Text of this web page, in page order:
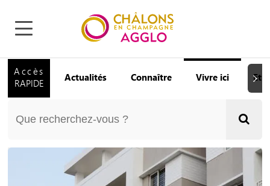
Accès
RAPIDE
Actualités Connaître Vivre ici